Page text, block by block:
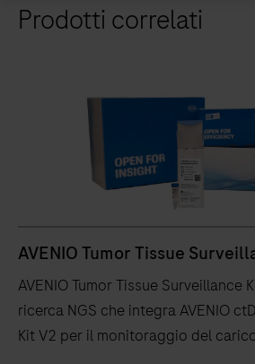
Prodotti correlati
AVENIO Tumor Tissue
AVENIO Tumor Tissue Surveillance
ricerca NGS che integra AVENIO
Kit V2 per il monitoraggio del